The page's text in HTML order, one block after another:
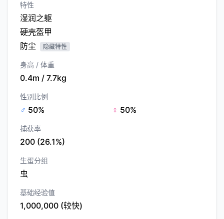
特性
湿润之躯
硬壳盔甲
防尘
隐藏特性
身高 / 体重
0.4m / 7.7kg
性别比例
♂ 50% ♀ 50%
捕获率
200 (26.1%)
生蛋分组
虫
基础经验值
1,000,000 (较快)